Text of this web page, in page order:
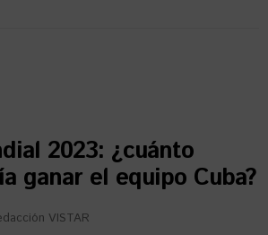
2023: ¿cuánto
ganar el equipo Cuba?
VISTAR